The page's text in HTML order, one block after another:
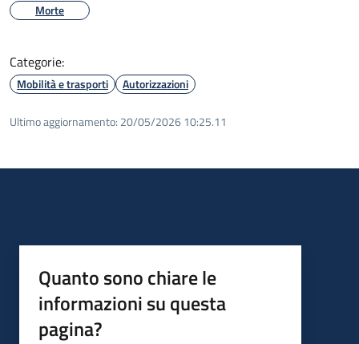
Morte
Categorie:
Mobilità e trasporti Autorizzazioni
Ultimo aggiornamento: 20/05/2026 10:25.11
Quanto sono chiare le
informazioni su questa
pagina?